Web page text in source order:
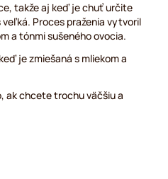
takže aj keď je chuť určite
Proces praženia vytvoril
a tónmi sušeného ovocia.
je zmiešaná s mliekom a
ak chcete trochu väčšiu a